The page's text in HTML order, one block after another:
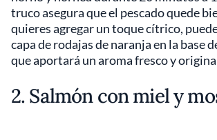
truco asegura que el pescado quede
quieres agregar un toque cítrico,
capa de rodajas de naranja en la base
que aportará un aroma fresco y
2. Salmón con miel y